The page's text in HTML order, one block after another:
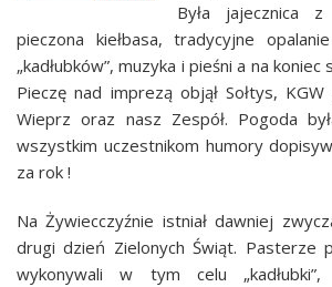
Była jajecznica
pieczona kiełbasa, tradycyjne
„kadłubków”, muzyka i pieśni a na
Pieczę nad imprezą objął Sołtys, KGW
Wieprz oraz nasz Zespół. Pogoda
wszystkim uczestnikom humory
za rok !
Na Żywiecczyźnie istniał dawniej
drugi dzień Zielonych Świąt. Pasterze
wykonywali w tym celu „kadłubki”,